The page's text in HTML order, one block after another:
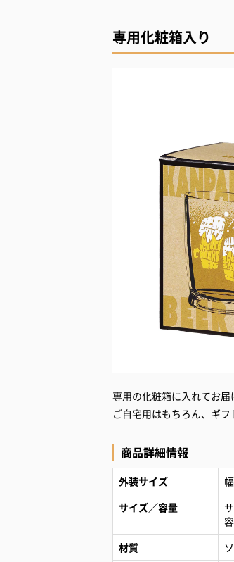
専用化粧箱入り
専用の化粧箱に入れてお届
ご自宅用はもちろん、ギフ
商品詳細情報
外装サイズ
サイズ／容量
材質